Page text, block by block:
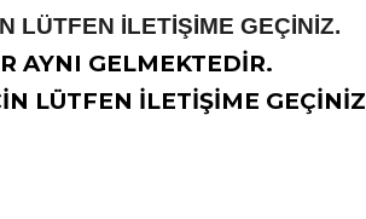
LÜTFEN İLETİŞİME GEÇİNİZ.
AYNI GELMEKTEDİR.
LÜTFEN İLETİŞİME GEÇİNİZ